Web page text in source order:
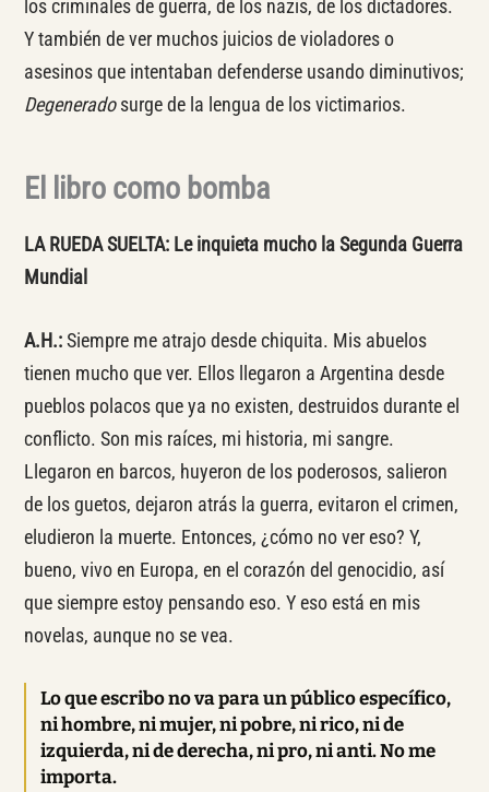
los criminales de guerra, de los nazis, de los dictadores.
Y también de ver muchos juicios de violadores o
asesinos que intentaban defenderse usando diminutivos;
Degeneradosurge de la lengua de los victimarios.
El libro como bomba
LA RUEDA SUELTA: Le inquieta mucho la Segunda Guerra
Mundial
A.H.:Siempre me atrajo desde chiquita. Mis abuelos
tienen mucho que ver. Ellos llegaron a Argentina desde
pueblos polacos que ya no existen, destruidos durante el
conflicto. Son mis raíces, mi historia, mi sangre.
Llegaron en barcos, huyeron de los poderosos, salieron
de los guetos, dejaron atrás la guerra, evitaron el crimen,
eludieron la muerte. Entonces, ¿cómo no ver eso? Y,
bueno, vivo en Europa, en el corazón del genocidio, así
que siempre estoy pensando eso. Y eso está en mis
novelas, aunque no se vea.
Lo que escribo no va para un público específico,
ni hombre, ni mujer, ni pobre, ni rico, ni de
izquierda, ni de derecha, ni pro, ni anti. No me
importa.